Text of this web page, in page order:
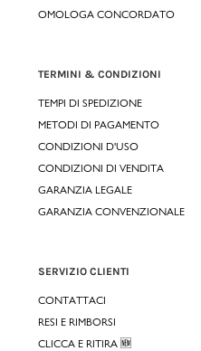
OMOLOGA CONCORDATO
TERMINI & CONDIZIONI
TEMPI DI SPEDIZIONE
METODI DI PAGAMENTO
CONDIZIONI D'USO
CONDIZIONI DI VENDITA
GARANZIA LEGALE
GARANZIA CONVENZIONALE
SERVIZIO CLIENTI
CONTATTACI
RESI E RIMBORSI
CLICCA E RITIRA 🆕